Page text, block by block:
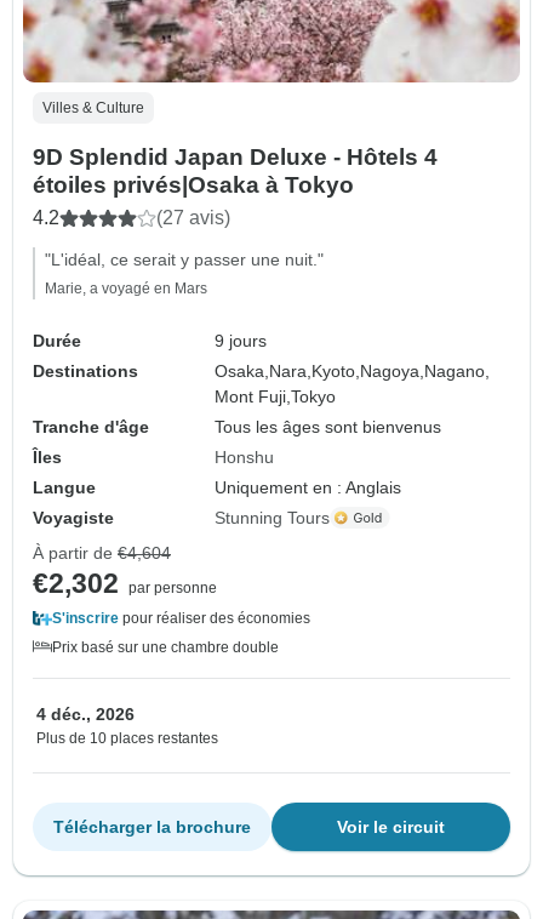
Villes & Culture
9D Splendid Japan Deluxe - Hôtels 4
étoiles privés|Osaka à Tokyo
4.2 (27 avis)
"L'idéal, ce serait y passer une nuit."
Marie, a voyagé en Mars
Durée
9 jours
Destinations
Osaka, Nara, Kyoto, Nagoya, Nagano,
Mont Fuji,Tokyo
Tranche d'âge
Tous les âges sont bienvenus
Îles
Honshu
Langue
Uniquement en : Anglais
Voyagiste
Stunning Tours
À partir de €4,604
€2,302
par personne
S'inscrire pour réaliser des économies
Prix basé sur une chambre double
4 déc., 2026
Plus de 10 places restantes
Voir le circuit
Télécharger la brochure